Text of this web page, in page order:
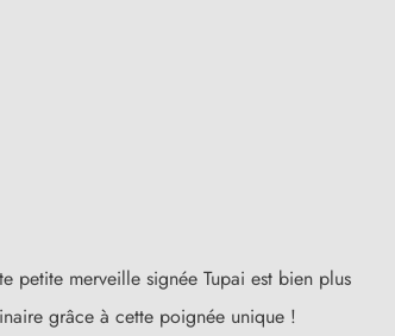
petite merveille signée Tupai est bien plus
grâce à cette poignée unique !